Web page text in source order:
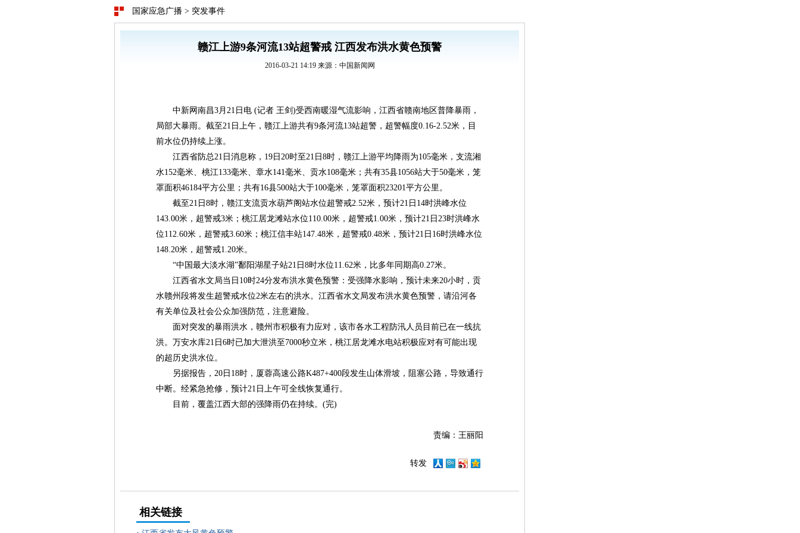
国家应急广播 > 突发事件
赣江上游9条河流13站超警戒 江西发布洪水黄色预警
2016-03-21 14:19 来源：中国新闻网
中新网南昌3月21日电 (记者 王剑)受西南暖湿气流影响，江西省赣南地区普降暴雨，
局部大暴雨。截至21日上午，赣江上游共有9条河流13站超警，超警幅度0.16-2.52米，目
前水位仍持续上涨。
江西省防总21日消息称，19日20时至21日8时，赣江上游平均降雨为105毫米，支流湘
水152毫米、桃江133毫米、章水141毫米、贡水108毫米；共有35县1056站大于50毫米，笼
罩面积46184平方公里；共有16县500站大于100毫米，笼罩面积23201平方公里。
截至21日8时，赣江支流贡水葫芦阁站水位超警戒2.52米，预计21日14时洪峰水位
143.00米，超警戒3米；桃江居龙滩站水位110.00米，超警戒1.00米，预计21日23时洪峰水
位112.60米，超警戒3.60米；桃江信丰站147.48米，超警戒0.48米，预计21日16时洪峰水位
148.20米，超警戒1.20米。
“中国最大淡水湖”鄱阳湖星子站21日8时水位11.62米，比多年同期高0.27米。
江西省水文局当日10时24分发布洪水黄色预警：受强降水影响，预计未来20小时，贡
水赣州段将发生超警戒水位2米左右的洪水。江西省水文局发布洪水黄色预警，请沿河各
有关单位及社会公众加强防范，注意避险。
面对突发的暴雨洪水，赣州市积极有力应对，该市各水工程防汛人员目前已在一线抗
洪。万安水库21日6时已加大泄洪至7000秒立米，桃江居龙滩水电站积极应对有可能出现
的超历史洪水位。
另据报告，20日18时，厦蓉高速公路K487+400段发生山体滑坡，阻塞公路，导致通行
中断。经紧急抢修，预计21日上午可全线恢复通行。
目前，覆盖江西大部的强降雨仍在持续。(完)
责编：王丽阳
转发
相关链接